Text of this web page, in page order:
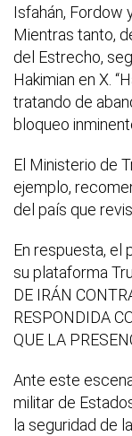
Isfahán, Fordow
Mientras tanto,
del Estrecho,
Hakimian en X.
tratando de
bloqueo
El Ministerio de
ejemplo,
del país que
En respuesta, el
su plataforma
DE IRÁN
RESPONDIDA
QUE LA
Ante este
militar de
la seguridad de